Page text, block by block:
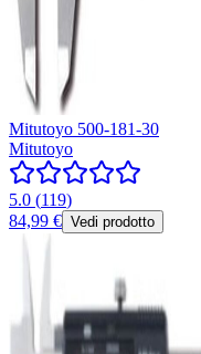
Mitutoyo 500-181-30
Mitutoyo
5.0 (119)
84,99 € Vedi prodotto